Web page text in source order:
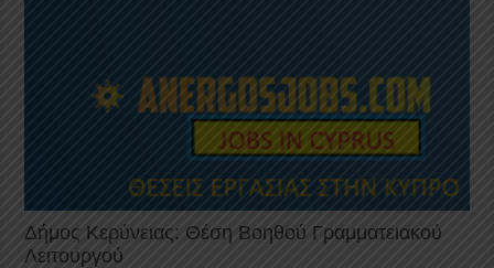
Δήμος Κερύνειας: Θέση Βοηθού Γραμματειακού
Λειτουργού